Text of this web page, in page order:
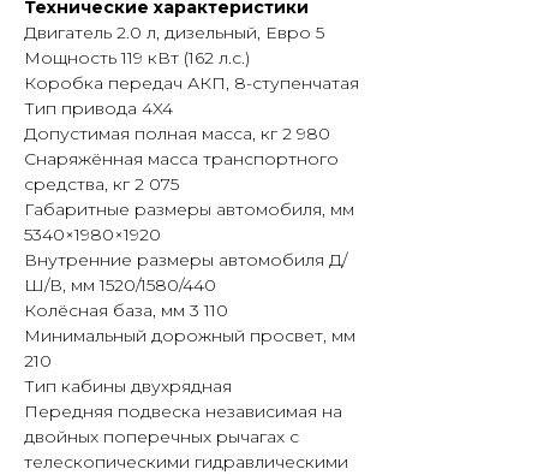
перевозок и индивидуального
применения.
Автомобиль оснащен двигателем
мощностью 162 л. с. и автоматической
коробкой передач, рассчитанной на
работу в различных дорожных
условиях. Колесная формула 4×4
обеспечивает повышенную
проходимость и устойчивость на
грунтовых и проселочных дорогах.
Рамная конструкция кузова
позволяет использовать автомобиль
для перевозки грузов и
оборудования. Модель адаптирована
для работы с переменной нагрузкой
и эксплуатации в смешанном цикле.
Технические характеристики
Двигатель 2.0 л, дизельный, Евро 5
Мощность 119 кВт (162 л.с.)
Коробка передач АКП, 8-ступенчатая
Тип привода 4X4
Допустимая полная масса, кг 2 980
Снаряжённая масса транспортного
средства, кг 2 075
Габаритные размеры автомобиля, мм
5340×1980×1920
Внутренние размеры автомобиля Д/
Ш/В, мм 1520/1580/440
Колёсная база, мм 3 110
Минимальный дорожный просвет, мм
210
Тип кабины двухрядная
Передняя подвеска независимая на
двойных поперечных рычагах c
телескопическими гидравлическими